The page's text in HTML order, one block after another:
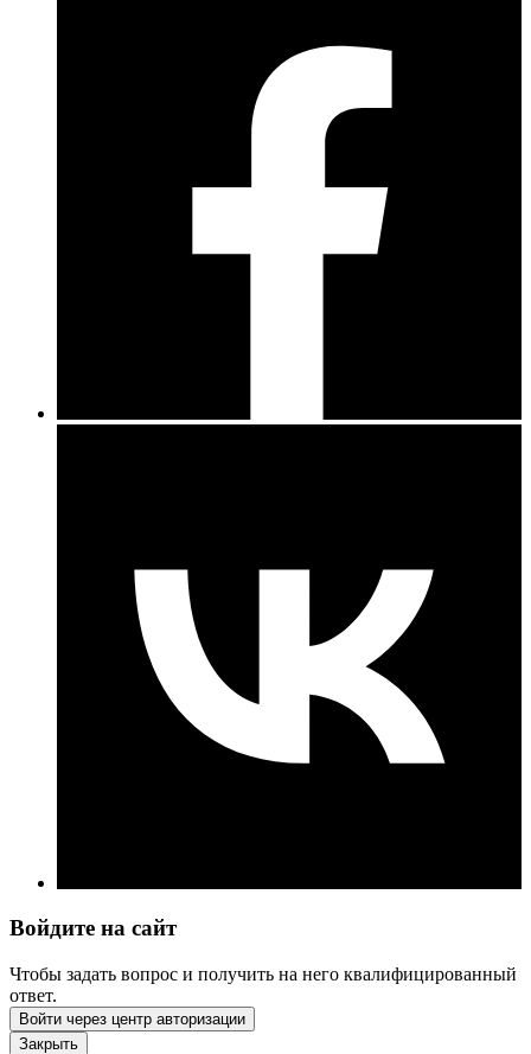
Войдите на сайт
Чтобы задать вопрос и получить на него квалифицированный
ответ.
Войти через центр авторизации
Закрыть